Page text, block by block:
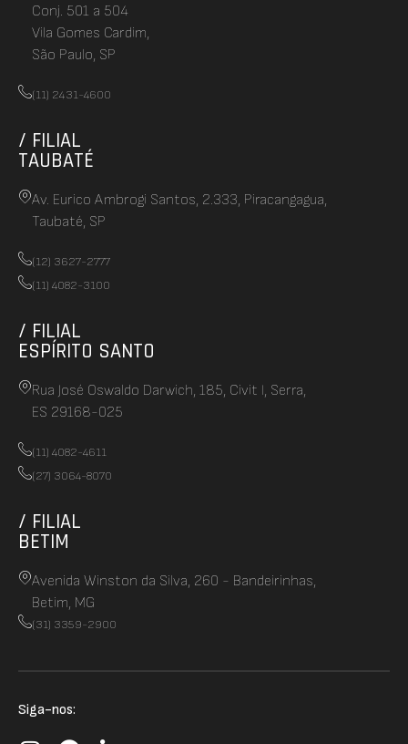
Conj. 501 a 504
Vila Gomes Cardim,
São Paulo, SP
(11) 2431-4600
/ FILIAL
TAUBATÉ
Av. Eurico Ambrogi Santos, 2.333, Piracangagua,
Taubaté, SP
(12) 3627-2777
(11) 4082-3100
/ FILIAL
ESPÍRITO SANTO
Rua José Oswaldo Darwich, 185, Civit I, Serra,
ES 29168-025
(11) 4082-4611
(27) 3064-8070
/ FILIAL
BETIM
Avenida Winston da Silva, 260 - Bandeirinhas,
Betim, MG
(31) 3359-2900
Siga-nos: